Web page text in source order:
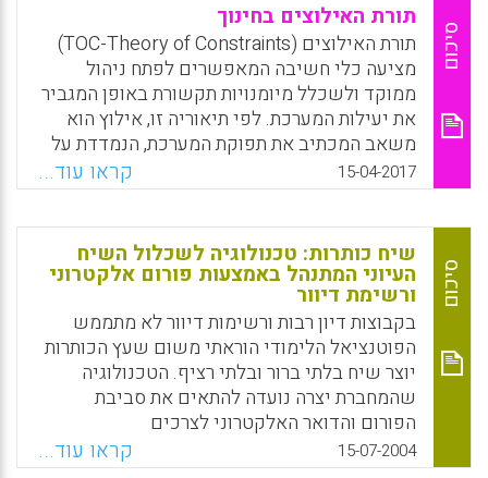
סיכום
תורת האילוצים בחינוך
תורת האילוצים (TOC-Theory of Constraints)
מציעה כלי חשיבה המאפשרים לפתח ניהול
ממוקד ולשכלל מיומנויות תקשורת באופן המגביר
את יעילות המערכת. לפי תיאוריה זו, אילוץ הוא
משאב המכתיב את תפוקת המערכת, הנמדדת על
פי המידה שבה המערכת משיגה את מטרתה. ניצול
טוב יותר של האילוץ מביא לשיפור משמעותי של
התפוקה ובכך מקרב את המערכת להשגת
המטרה.בחינוך הפורמלי מיושמת התיאוריה
בשלושה תחומים עיקריים: הוראת תכנים, היבטים
התנהגותיים ושיפורים ארגוניים (גולדרט, מירי
ורייטר שושי, 2017).
WhatsApp
Facebook
Email
X
15-04-2017 קראו עוד...
סיכום
שיח כותרות: טכנולוגיה לשכלול השיח
העיוני המתנהל באמצעות פורום אלקטרוני
ורשימת דיוור
בקבוצות דיון רבות ורשימות דיוור לא מתממש
הפוטנציאל הלימודי הוראתי משום שעץ הכותרות
יוצר שיח בלתי ברור ובלתי רציף. הטכנולוגיה
שהמחברת יצרה נועדה להתאים את סביבת
הפורום והדואר האלקטרוני לצרכים
אנושיים-חינוכיים, להעצים את יכולת התפקוד
15-07-2004 קראו עוד...